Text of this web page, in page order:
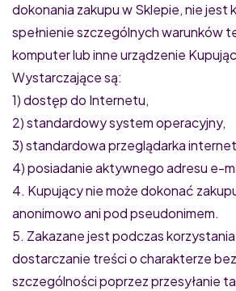
dokonania zakupu w Sklepie, nie jest
spełnienie szczególnych warunków
komputer lub inne urządzenie
Wystarczające są:
1) dostęp do Internetu,
2) standardowy system operacyjny,
3) standardowa przeglądarka
4) posiadanie aktywnego adresu e-
4. Kupujący nie może dokonać
anonimowo ani pod pseudonimem.
5. Zakazane jest podczas
dostarczanie treści o charakterze
szczególności poprzez przesyłanie